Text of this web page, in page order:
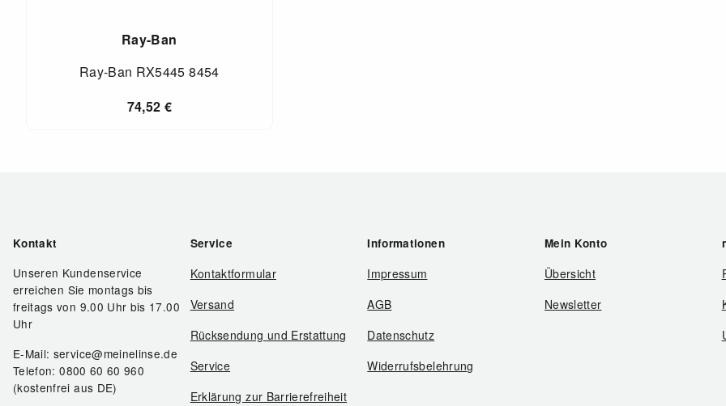
Ray-Ban
Ray-Ban RX5445 8454
74,52 €
Kontakt
Unseren Kundenservice
erreichen Sie montags bis
freitags von 9.00 Uhr bis 17.00
Uhr
E-Mail: service@meinelinse.de
Telefon: 0800 60 60 960
(kostenfrei aus DE)
Service
Kontaktformular
Versand
Rücksendung und Erstattung
Service
Erklärung zur Barrierefreiheit
Informationen
Impressum
AGB
Datenschutz
Widerrufsbelehrung
Mein Konto
Übersicht
Newsletter